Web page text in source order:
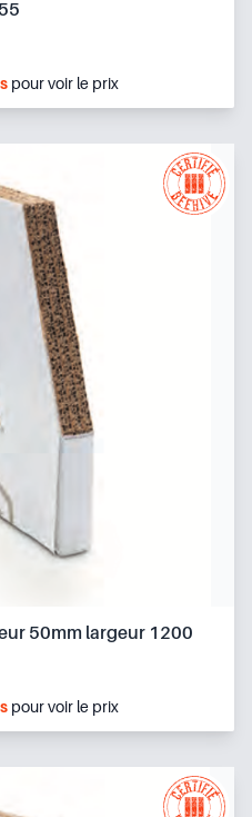
pour voir le prix
IPAC® Doublage Extérieur 50mm largeur 1200
pour voir le prix